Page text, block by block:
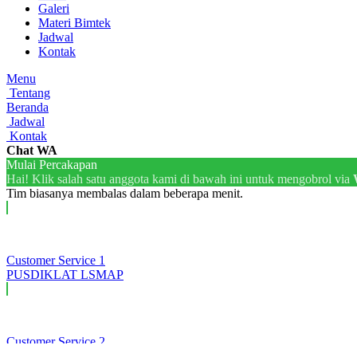
Galeri
Materi Bimtek
Jadwal
Kontak
Menu
Tentang
Beranda
Jadwal
Kontak
Chat WA
Mulai Percakapan
Hai! Klik salah satu anggota kami di bawah ini untuk mengobrol via
Tim biasanya membalas dalam beberapa menit.
Customer Service 1
PUSDIKLAT LSMAP
Customer Service 2